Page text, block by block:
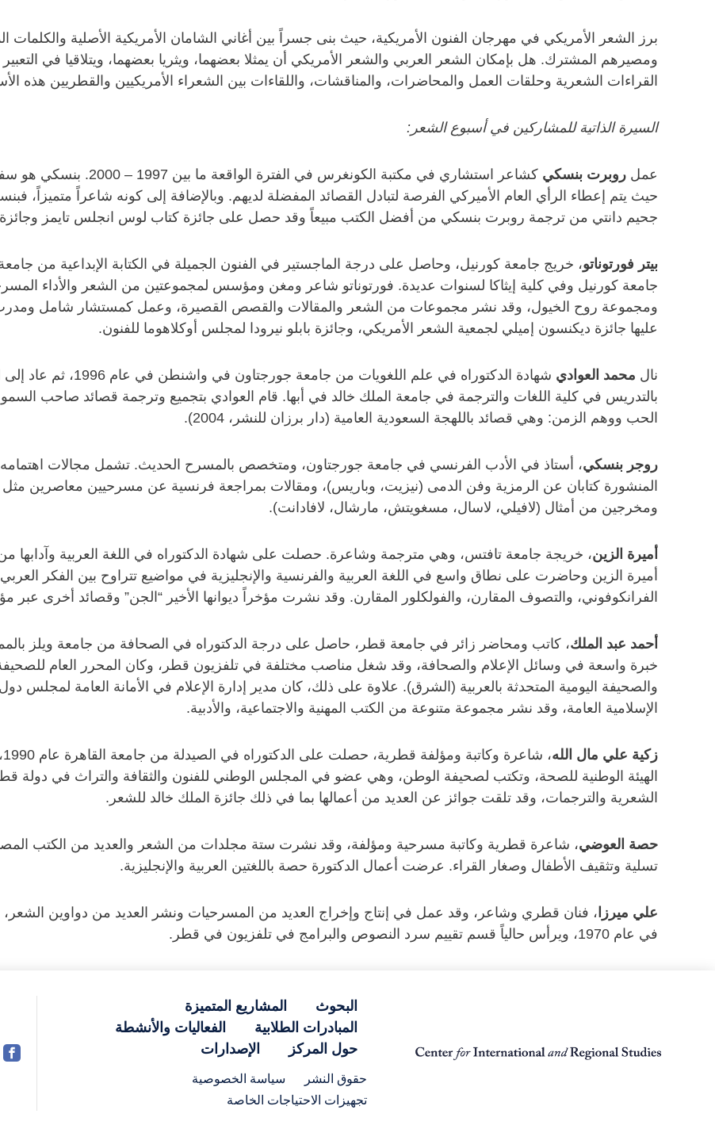
برز الشعر الأمريكي في مهرجان الفنون الأمريكية، حيث بنى جسراً بين أغاني الشامان الأمريكية الأصلية والكلمات
ومصيرهم المشترك. هل بإمكان الشعر العربي والشعر الأمريكي أن يمثلا بعضهما، ويثريا بعضهما، ويتلاقيا في
القراءات الشعرية وحلقات العمل والمحاضرات، والمناقشات، واللقاءات بين الشعراء الأمريكيين والقطريين هذه
السيرة الذاتية للمشاركين في أسبوع الشعر:
عمل روبرت بنسكي
كشاعر استشاري في مكتبة
حيث يتم إعطاء الرأي العام الأميركي الفرصة لتبادل القصائد المفضلة لديهم. وبالإضافة إلى كونه شاعراً
جحيم دانتي من ترجمة روبرت بنسكي من أفضل الكتب مبيعاً وقد حصل على جائزة كتاب لوس انجلس تايمز وجائزة
بيتر فورتوناتو، خريج جامعة كورنيل، وحاصل على درجة الماجستير في الفنون الجميلة في الكتابة الإبداعية من
جامعة كورنيل وفي كلية إيثاكا لسنوات عديدة. فورتوناتو شاعر ومغن ومؤسس لمجموعتين من الشعر والأداء
ومجموعة روح الخيول، وقد نشر مجموعات من الشعر والمقالات والقصص القصيرة، وعمل كمستشار شامل
عليها جائزة ديكنسون إميلي لجمعية الشعر الأمريكي، وجائزة بابلو نيرودا لمجلس أوكلاهوما للفنون.
نال محمد العوادي
شهادة الدكتوراه في علم
بالتدريس في كلية اللغات والترجمة في جامعة الملك خالد في أبها. قام العوادي بتجميع وترجمة قصائد صاحب
الحب ووهم الزمن: وهي قصائد باللهجة السعودية العامية (دار برزان للنشر، 2004).
روجر بنسكي، أستاذ في الأدب الفرنسي في جامعة جورجتاون، ومتخصص بالمسرح الحديث. تشمل مجالات اهتمامه
المنشورة كتابان عن الرمزية وفن الدمى (نيزيت، وباريس)، ومقالات بمراجعة فرنسية عن مسرحيين معاصرين مثل
ومخرجين من أمثال (لافيلي، لاسال، مسغويتش، مارشال، لافادانت).
أميرة الزين
أميرة الزين وحاضرت على نطاق واسع في اللغة العربية والفرنسية والإنجليزية في مواضيع تتراوح بين الفكر
الفرانكوفوني، والتصوف المقارن، والفولكلور المقارن. وقد نشرت مؤخراً ديوانها الأخير “الجن” وقصائد أخرى
أحمد عبد الملك
خبرة واسعة في وسائل الإعلام والصحافة، وقد شغل مناصب مختلفة في تلفزيون قطر، وكان المحرر العام للصحيفة
والصحيفة اليومية المتحدثة بالعربية (الشرق). علاوة على ذلك، كان مدير إدارة الإعلام في الأمانة العامة لمجلس
الإسلامية العامة، وقد نشر مجموعة متنوعة من الكتب المهنية والاجتماعية، والأدبية.
زكية علي مال الله
الهيئة الوطنية للصحة، وتكتب لصحيفة الوطن، وهي عضو في المجلس الوطني للفنون والثقافة والتراث في دولة
الشعرية والترجمات، وقد تلقت جوائز عن العديد من أعمالها بما في ذلك جائزة الملك خالد للشعر.
حصة العوضي، شاعرة قطرية وكاتبة مسرحية ومؤلفة، وقد نشرت ستة مجلدات من الشعر والعديد من الكتب
تسلية وتثقيف الأطفال وصغار القراء. عرضت أعمال الدكتورة حصة باللغتين العربية والإنجليزية.
علي ميرزا ، فنان قطري وشاعر، وقد عمل في إنتاج وإخراج العديد من المسرحيات ونشر العديد من دواوين
في عام 1970، ويرأس حالياً قسم تقييم سرد النصوص والبرامج في تلفزيون في قطر.
البحوث
المشاريع المتميزة
المبادرات الطلابية
الفعاليات والأنشطة
حول المركز
الإصدارات
حقوق النشر
سياسة الخصوصية
تجهيزات الاحتياجات الخاصة